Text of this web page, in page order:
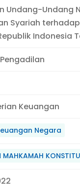
Undang-Undang
Syariah
Indonesia
Keuangan
Negara
MAHKAMAH